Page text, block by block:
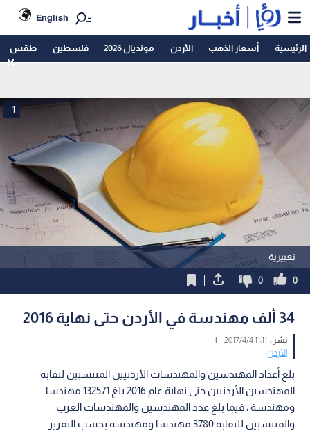
English
الرئيسية أسعار الذهب الأردن مونديال 2026 فلسطين طقس
تعبيرية
1
0
0
34 ألف مهندسة في الأردن حتى نهاية 2016
نشر : 11:11 2017/4/4
|
الأردن
بلغ أعداد المهندسين والمهندسات الأردنيين المنتسبين لنقابة
المهندسين الأردنيين حتى نهاية عام 2016 بلغ 132571 مهندسا
ومهندسة ، فيما بلغ عدد المهندسين والمهندسات العرب
والمنتسبين للنقابة 3780 مهندسا ومهندسة بحسب التقرير